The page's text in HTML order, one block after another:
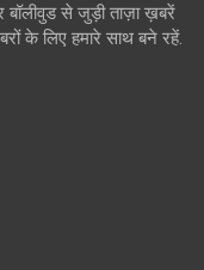
बॉलीवुड से जुड़ी ताज़ा ख़बरें
के लिए हमारे साथ बने रहें.